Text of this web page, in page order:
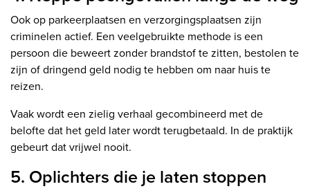
Ook op parkeerplaatsen en verzorgingsplaatsen zijn
criminelen actief. Een veelgebruikte methode is een
persoon die beweert zonder brandstof te zitten, bestolen te
zijn of dringend geld nodig te hebben om naar huis te
reizen.
Vaak wordt een zielig verhaal gecombineerd met de
belofte dat het geld later wordt terugbetaald. In de praktijk
gebeurt dat vrijwel nooit.
5. Oplichters die je laten stoppen